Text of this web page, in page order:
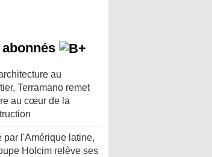
au
Terramano remet
au cœur de la
par l'Amérique latine,
Holcim relève ses